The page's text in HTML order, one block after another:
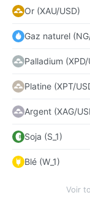
Or (XAU/USD)
Gaz naturel
Palladium (XPD/
Platine (XPT/
Argent (XAG/
Soja (S_1)
Blé (W_1)
Voir